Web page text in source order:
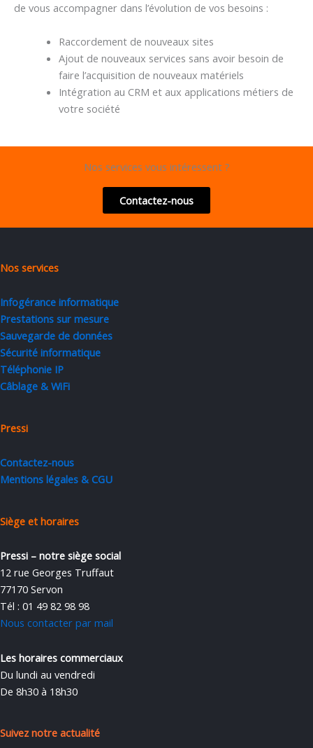
de vous accompagner dans l’évolution de vos besoins :
Raccordement de nouveaux sites
Ajout de nouveaux services sans avoir besoin de
faire l’acquisition de nouveaux matériels
Intégration au CRM et aux applications métiers de
votre société
Nos services vous intéressent ?
Contactez-nous
Nos services
Infogérance informatique
Prestations sur mesure
Sauvegarde de données
Sécurité informatique
Téléphonie IP
Câblage & WiFi
Pressi
Contactez-nous
Mentions légales & CGU
Siège et horaires
Pressi – notre siège social
12 rue Georges Truffaut
77170 Servon
Tél : 01 49 82 98 98
Nous contacter par mail
Les horaires commerciaux
Du lundi au vendredi
De 8h30 à 18h30
Suivez notre actualité